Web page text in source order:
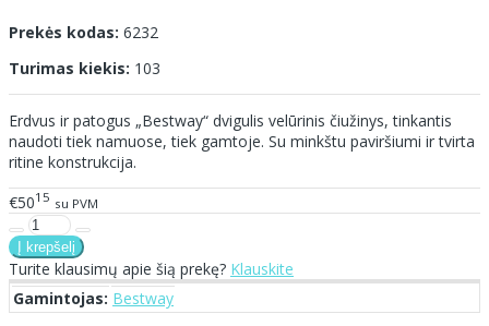
Prekės kodas: 6232
Turimas kiekis: 103
Erdvus ir patogus „Bestway“ dvigulis velūrinis čiužinys, tinkantis
naudoti tiek namuose, tiek gamtoje. Su minkštu paviršiumi ir tvirta
ritine konstrukcija.
€5015 su PVM
Turite klausimų apie šią prekę? Klauskite
Gamintojas: Bestway